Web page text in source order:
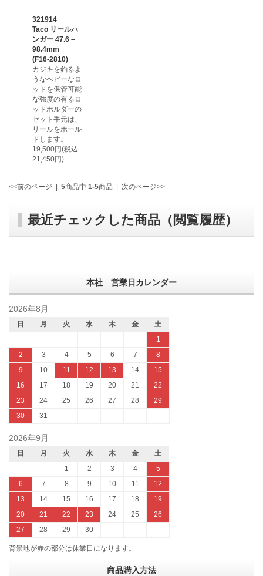
321914
Taco リールハ
ンガー 47.6－
98.4mm
(F16-2810)
カジキを釣るよ
うなヘビーなロ
ッドを保管可能
な強度の有るロ
ッドホルダーの
セット手元は、
リールをホール
ドします。
19,500円(税込
21,450円)
<<前のページ 5商品中 1-5商品 次のページ>>
最近チェックした商品（閲覧履歴）
本社 営業日カレンダー
2026年8月
日 月 火 水 木 金
土
1
2
3 4 5 6 7
8
9
10 11 12 13 14
15
16
17 18 19 20 21
22
23
24 25 26 27 28
29
30
31
2026年9月
日 月 火 水 木 金
土
1
2 3 4
5
6
7 8 9 10 11
12
13
14 15 16 17 18
19
20
21 22 23 24 25
26
27
28 29 30
背景地が赤の部分は休業日になります。
商品購入方法